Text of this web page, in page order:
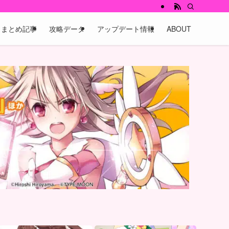
まとめ記事 攻略データ アップデート情報 ABOUT